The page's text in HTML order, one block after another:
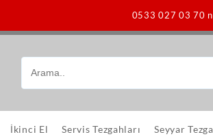
0533 027 03 70
İkinci El Servis Tezgahları Seyyar